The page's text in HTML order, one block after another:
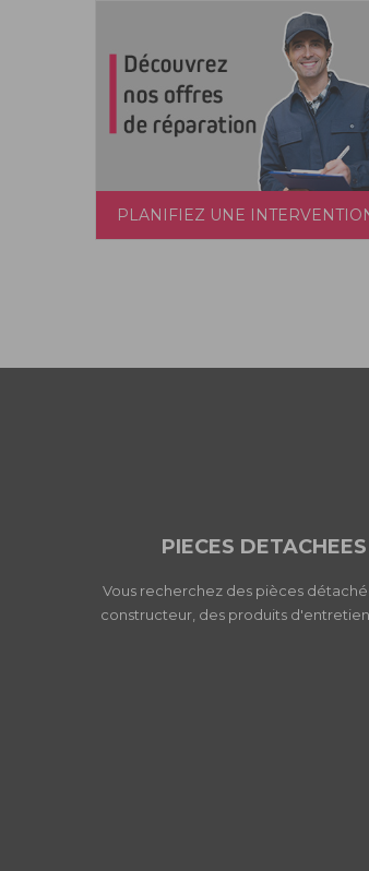
PLANIFIEZ UNE
PIECES
Vous recherchez des pièces
constructeur, des produits